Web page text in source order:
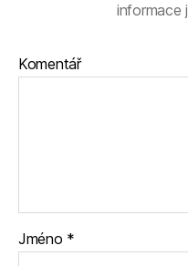
informace
Komentář
Jméno *